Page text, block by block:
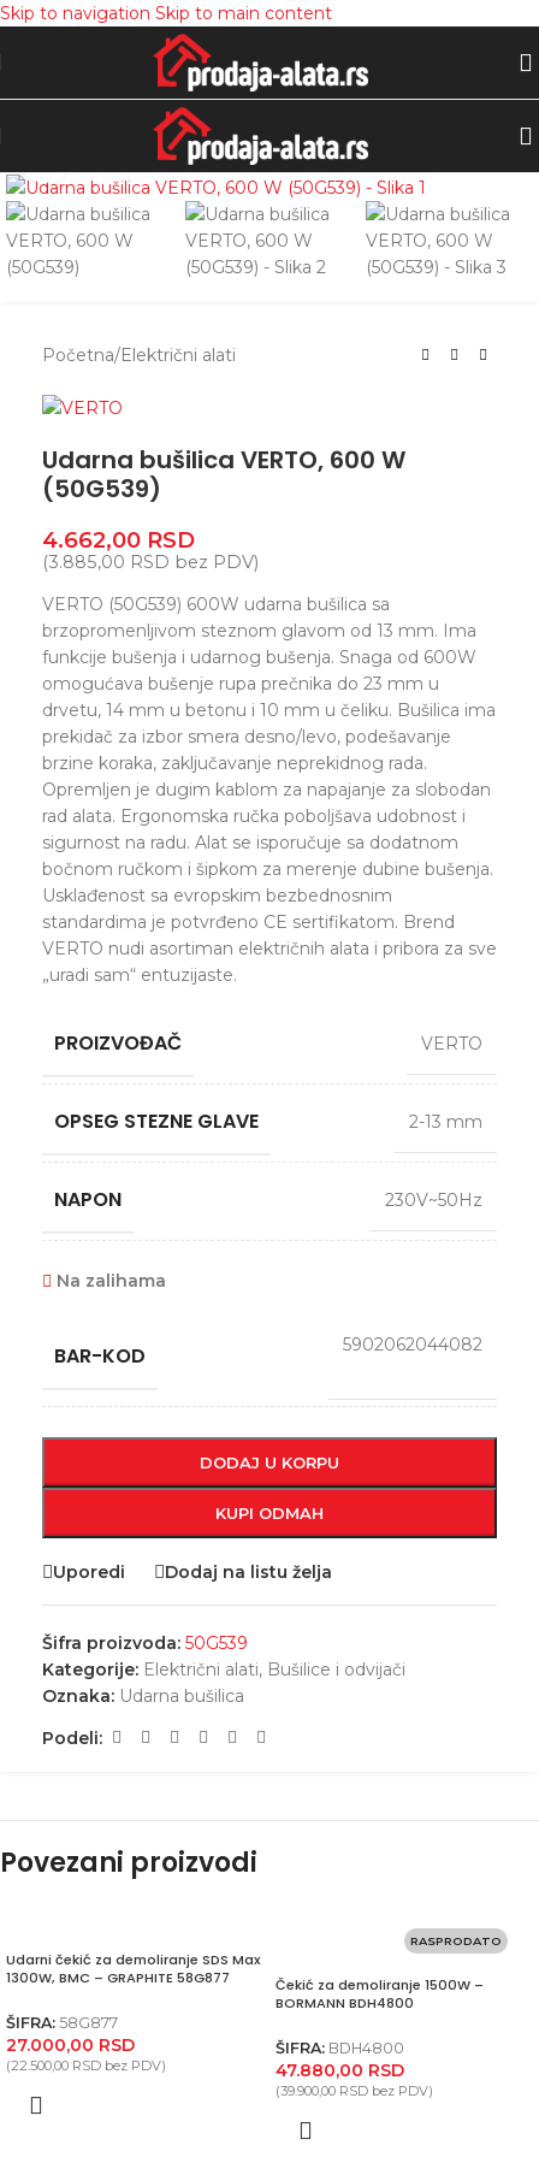
Skip to navigation Skip to main content
Početna/Električni alati
Udarna bušilica VERTO, 600 W
(50G539)
4.662,00 RSD
(3.885,00 RSD bez PDV)
VERTO (50G539) 600W udarna bušilica sa
brzopromenljivom steznom glavom od 13 mm. Ima
funkcije bušenja i udarnog bušenja. Snaga od 600W
omogućava bušenje rupa prečnika do 23 mm u
drvetu, 14 mm u betonu i 10 mm u čeliku. Bušilica ima
prekidač za izbor smera desno/levo, podešavanje
brzine koraka, zaključavanje neprekidnog rada.
Opremljen je dugim kablom za napajanje za slobodan
rad alata. Ergonomska ručka poboljšava udobnost i
sigurnost na radu. Alat se isporučuje sa dodatnom
bočnom ručkom i šipkom za merenje dubine bušenja.
Usklađenost sa evropskim bezbednosnim
standardima je potvrđeno CE sertifikatom. Brend
VERTO nudi asortiman električnih alata i pribora za sve
„uradi sam“ entuzijaste.
PROIZVOĐAČ VERTO
OPSEG STEZNE GLAVE 2-13 mm
NAPON 230V~50Hz
Na zalihama
BAR-KOD 5902062044082
DODAJ U KORPU
KUPI ODMAH
Uporedi Dodaj na listu želja
Šifra proizvoda: 50G539
Kategorije: Električni alati, Bušilice i odvijači
Oznaka: Udarna bušilica
Podeli:
Povezani proizvodi
Udarni čekić za demoliranje SDS Max
1300W, BMC – GRAPHITE 58G877
ŠIFRA: 58G877
27.000,00 RSD
(22.500,00 RSD bez PDV)
RASPRODATO
Čekić za demoliranje 1500W –
BORMANN BDH4800
ŠIFRA: BDH4800
47.880,00 RSD
(39.900,00 RSD bez PDV)